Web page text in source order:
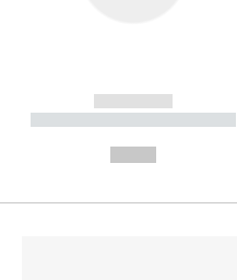
------------
----------- ----------- --------